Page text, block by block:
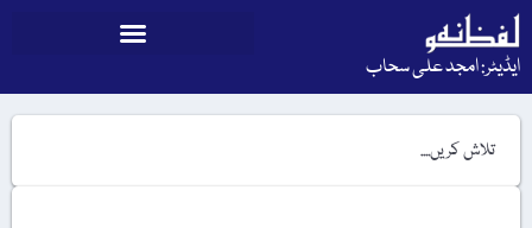
ایڈیٹر: امجد علی سحاب